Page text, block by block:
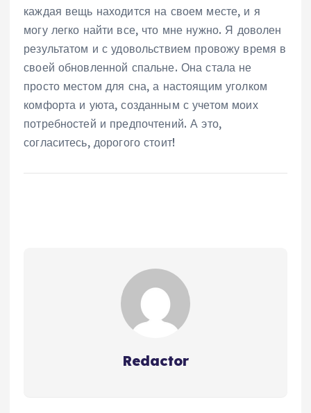
каждая вещь находится на своем месте, и я
могу легко найти все, что мне нужно. Я доволен
результатом и с удовольствием провожу время в
своей обновленной спальне. Она стала не
просто местом для сна, а настоящим уголком
комфорта и уюта, созданным с учетом моих
потребностей и предпочтений. А это,
согласитесь, дорогого стоит!
Redactor